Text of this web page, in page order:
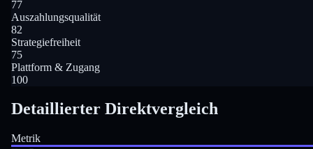
77
Auszahlungsqualität
82
Strategiefreiheit
75
Plattform & Zugang
100
Detaillierter Direktvergleich
Metrik